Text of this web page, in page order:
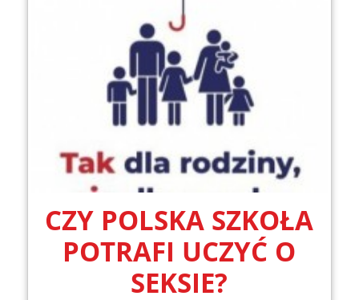
CZY POLSKA SZKOŁA
POTRAFI UCZYĆ O
SEKSIE?